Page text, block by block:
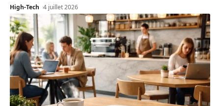
High-Tech 4 juillet 2026